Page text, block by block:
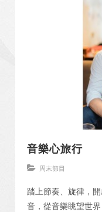
音樂心旅行
周末節目
踏上節奏、旋律，
音，從音樂眺望世